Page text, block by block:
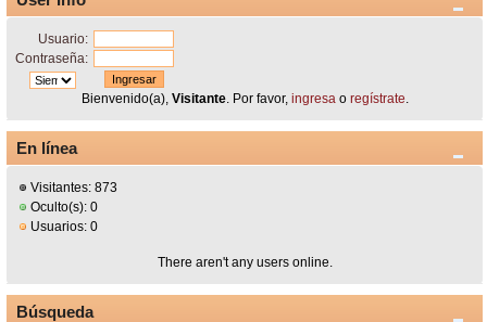
Usuario:
Contraseña:
Bienvenido(a), Visitante. Por favor, ingresao regístrate.
En línea
Visitantes: 873
Oculto(s): 0
Usuarios: 0
There aren't any users online.
Búsqueda